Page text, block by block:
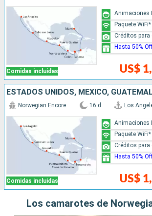
Comidas incluidas US$
Animaciones
Paquete WiFi*
Créditos para
Hasta 50%
Comidas incluidas
Norwegian Encore 16 d Los
US$
Animaciones
Paquete WiFi*
Créditos para
Hasta 50%
Los camarotes de